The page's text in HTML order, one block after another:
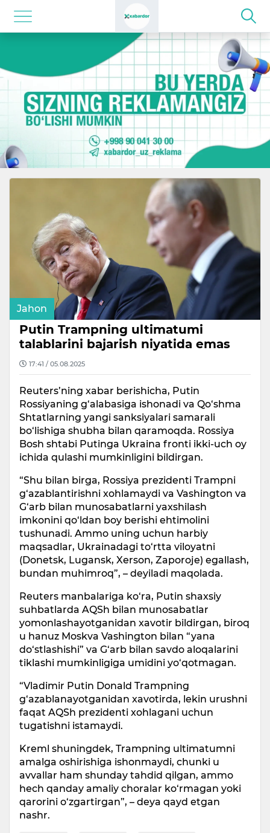
Jahon
Putin Trampning ultimatumi
talablarini bajarish niyatida emas
17:41 / 05.08.2025
Reuters’ning xabar berishicha, Putin
Rossiyaning g‘alabasiga ishonadi va Qo‘shma
Shtatlarning yangi sanksiyalari samarali
bo‘lishiga shubha bilan qaramoqda. Rossiya
Bosh shtabi Putinga Ukraina fronti ikki-uch oy
ichida qulashi mumkinligini bildirgan.
“Shu bilan birga, Rossiya prezidenti Trampni
g‘azablantirishni xohlamaydi va Vashington va
G‘arb bilan munosabatlarni yaxshilash
imkonini qo‘ldan boy berishi ehtimolini
tushunadi. Ammo uning uchun harbiy
maqsadlar, Ukrainadagi to‘rtta viloyatni
(Donetsk, Lugansk, Xerson, Zaporoje) egallash,
bundan muhimroq”, – deyiladi maqolada.
Reuters manbalariga ko‘ra, Putin shaxsiy
suhbatlarda AQSh bilan munosabatlar
yomonlashayotganidan xavotir bildirgan, biroq
u hanuz Moskva Vashington bilan “yana
do‘stlashishi” va G‘arb bilan savdo aloqalarini
tiklashi mumkinligiga umidini yo‘qotmagan.
“Vladimir Putin Donald Trampning
g‘azablanayotganidan xavotirda, lekin urushni
faqat AQSh prezidenti xohlagani uchun
tugatishni istamaydi.
Kreml shuningdek, Trampning ultimatumni
amalga oshirishiga ishonmaydi, chunki u
avvallar ham shunday tahdid qilgan, ammo
hech qanday amaliy choralar ko‘rmagan yoki
qarorini o‘zgartirgan”, – deya qayd etgan
nashr.